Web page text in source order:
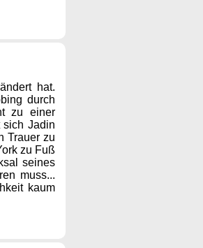
hat.
durch
zu einer
sich Jadin
Trauer zu
zu Fuß
seines
muss...
kaum